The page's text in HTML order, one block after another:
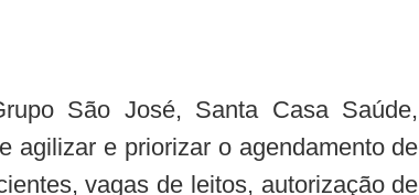
São José, Santa Casa Saúde,
agilizar e priorizar o agendamento de
vagas de leitos, autorização de